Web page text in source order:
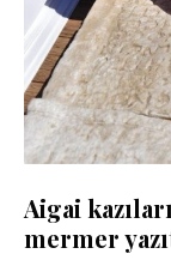
Aigai
mermer